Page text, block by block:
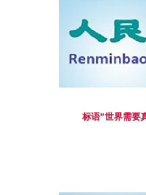
标语“世界需要